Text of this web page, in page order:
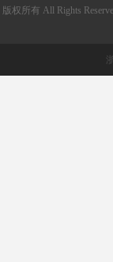
版权所有 All Rights